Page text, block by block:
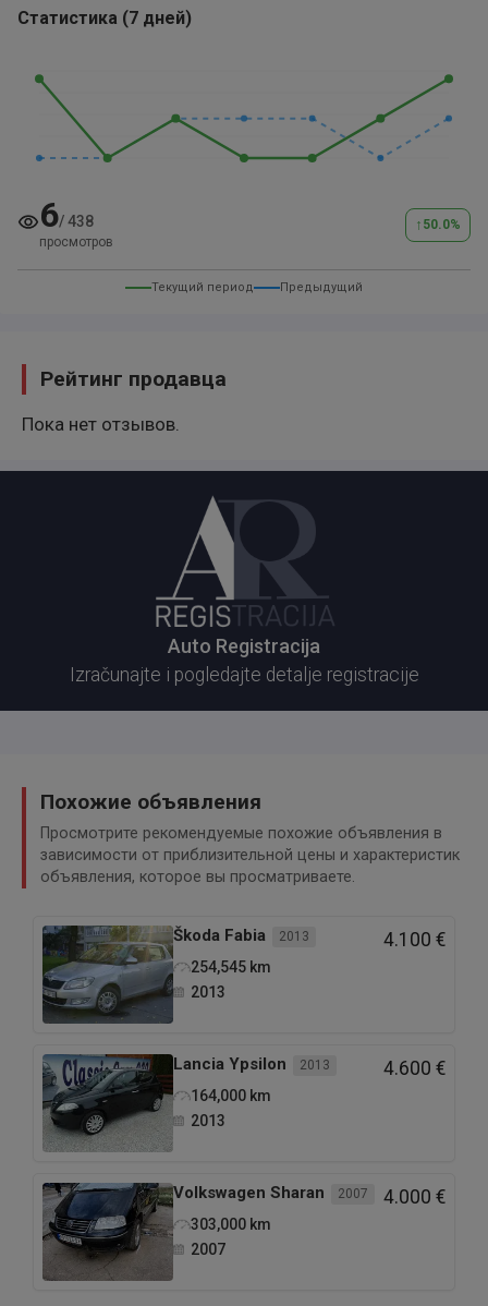
Статистика (7 дней)
6/438
просмотров
↑ 50.0%
Текущий период Предыдущий
Рейтинг продавца
Пока нет отзывов.
Auto Registracija
Izračunajte i pogledajte detalje registracije
Похожие объявления
Просмотрите рекомендуемые похожие объявления в
зависимости от приблизительной цены и характеристик
объявления, которое вы просматриваете.
Škoda Fabia 2013 4.100 €
254,545 km
2013
Lancia Ypsilon 2013 4.600 €
164,000 km
2013
Volkswagen Sharan 2007 4.000 €
303,000 km
2007